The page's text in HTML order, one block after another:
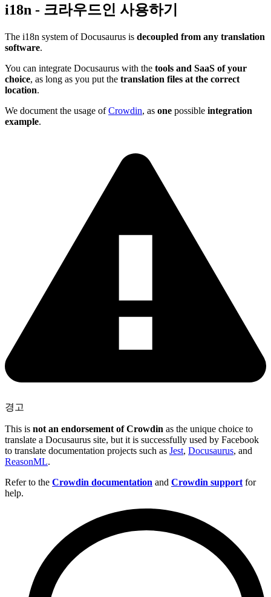
i18n - 크라우드인 사용하기
The i18n system of Docusaurus is decoupled from any translation
software.
You can integrate Docusaurus with the tools and SaaS of your
choice, as long as you put the translation files at the correct
location.
We document the usage ofCrowdin, as one possible integration
example.
경고
This is not an endorsement of Crowdin as the unique choice to
translate a Docusaurus site, but it is successfully used by Facebook
to translate documentation projects such as Jest, Docusaurus, and
ReasonML.
Refer to the Crowdin documentation and Crowdin support for
help.